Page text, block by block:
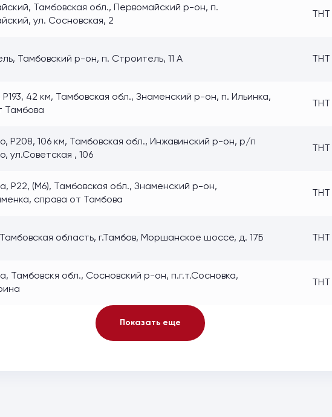
Тамбовская обл., Первомайский р-он, п.
ул. Сосновская, 2
ТНТ
Тамбовский р-он, п. Строитель, 11 А ТНТ
Р193, 42 км, Тамбовская обл., Знаменский р-он, п. Ильинка,
Тамбова
ТНТ
Р208, 106 км, Тамбовская обл., Инжавинский р-он, р/п
ул.Советская , 106
ТНТ
Р22, (М6), Тамбовская обл., Знаменский р-он,
справа от Тамбова
ТНТ
Тамбовская область, г.Тамбов, Моршанское шоссе, д. 17Б ТНТ
Тамбовскя обл., Сосновский р-он, п.г.т.Сосновка,
ТНТ
Показать еще